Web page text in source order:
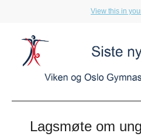
View this in
Lagsmøte om